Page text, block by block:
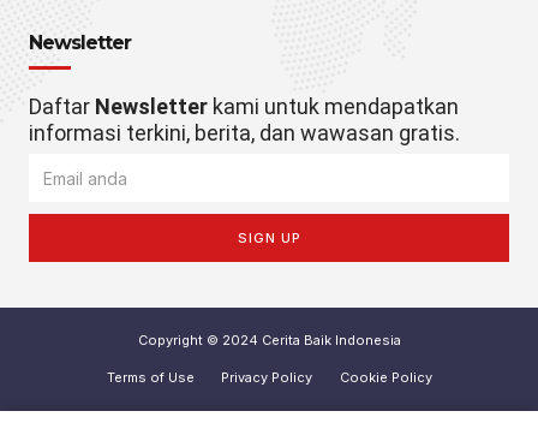
Newsletter
Daftar Newsletter kami untuk mendapatkan
informasi terkini, berita, dan wawasan gratis.
SIGN UP
Copyright © 2024 Cerita Baik Indonesia
Terms of Use Privacy Policy Cookie Policy